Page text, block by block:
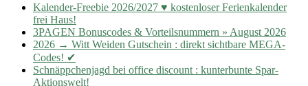
Kalender-Freebie 2026/2027 ♥ kostenloser Ferienkalender
frei Haus!
3PAGEN Bonuscodes & Vorteilsnummern » August 2026
2026 → Witt Weiden Gutschein : direkt sichtbare MEGA-
Codes! ✔
Schnäppchenjagd bei office discount : kunterbunte Spar-
Aktionswelt!